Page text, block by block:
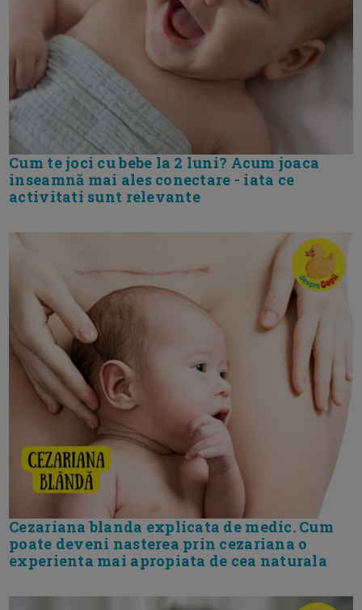
Cum te joci cu bebe la 2 luni? Acum joaca
inseamnă mai ales conectare - iata ce
activitati sunt relevante
Cezariana blanda explicata de medic. Cum
poate deveni nasterea prin cezariana o
experienta mai apropiata de cea naturala